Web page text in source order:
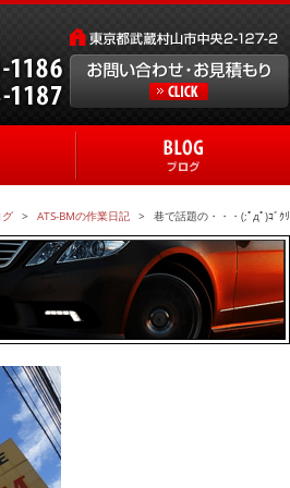
ATS-BMの作業日記 巷で話題の・・・(;ﾟдﾟ)ｺﾞｸﾘ